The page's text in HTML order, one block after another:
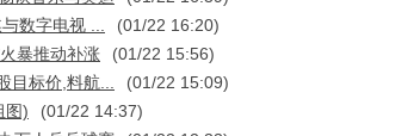
数字电视 ...
(01/22 16:20)
暴推动补涨
(01/22 15:56)
目标价,料航...
(01/22 15:09)
图)
(01/22 14:37)